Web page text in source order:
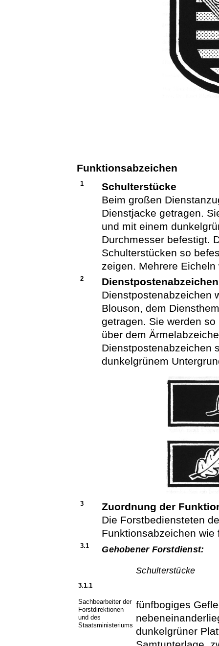
Funktionsabzeichen
1
Schulterstücke
Beim großen
Dienstjacke getragen.
und mit einem
Durchmesser befestigt.
Schulterstücken so
zeigen. Mehrere
2
Dienstpostenabzeichen
Dienstpostenabzeichen
Blouson, dem
getragen. Sie werden
über dem
Dienstpostenabzeichen
dunkelgrünem
3
Zuordnung der
Die Forstbediensteten
Funktionsabzeichen wie
3.1 Gehobener Forstdienst:
Schulterstücke
3.1.1
Sachbearbeiter der
Forstdirektionen
und des
Staatsministeriums
fünfbogiges
dunkelgrüner